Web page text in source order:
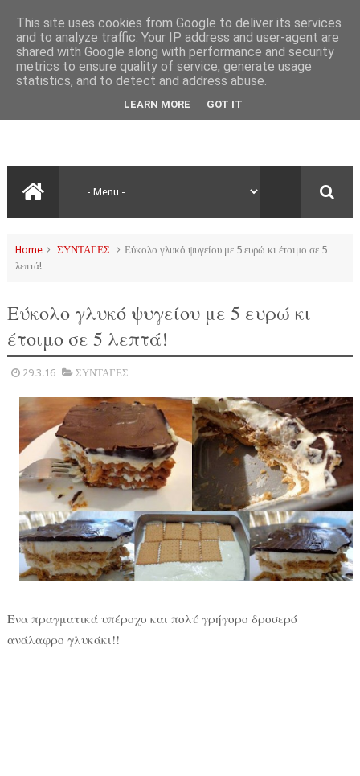
Home ΣΥΝΤΑΓΕΣ
Εύκολο γλυκό ψυγείου με 5 ευρώ κι έτοιμο σε 5
λεπτά!
Εύκολο γλυκό ψυγείου με 5 ευρώ κι
έτοιμο σε 5 λεπτά!
29.3.16 ΣΥΝΤΑΓΕΣ
Ενα πραγματικά υπέροχο και πολύ γρήγορο δροσερό
ανάλαφρο γλυκάκι!!
This site uses cookies from Google to deliver its services
and to analyze traffic. Your IP address and user-agent are
shared with Google along with performance and security
metrics to ensure quality of service, generate usage
statistics, and to detect and address abuse.
LEARN MORE GOT IT